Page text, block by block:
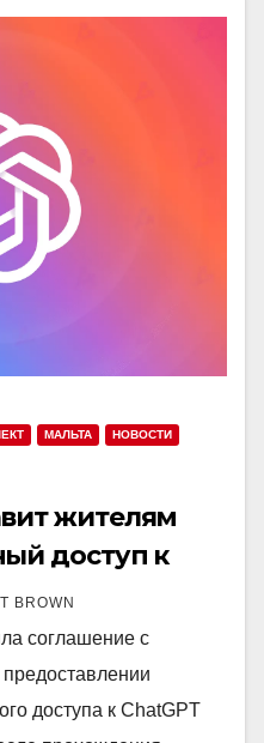
МАЛЬТА НОВОСТИ
жителям
доступ к
BROWN
соглашение с
доступа к ChatGPT